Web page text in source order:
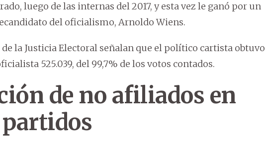
luego de las internas del 2017, y esta vez le ganó por un
del oficialismo, Arnoldo Wiens.
la Justicia Electoral señalan que el político cartista obtuvo
525.039, del 99,7% de los votos contados.
de no afiliados en